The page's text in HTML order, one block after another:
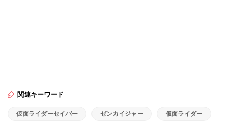
関連キーワード
仮面ライダーセイバー ゼンカイジャー 仮面ライダー